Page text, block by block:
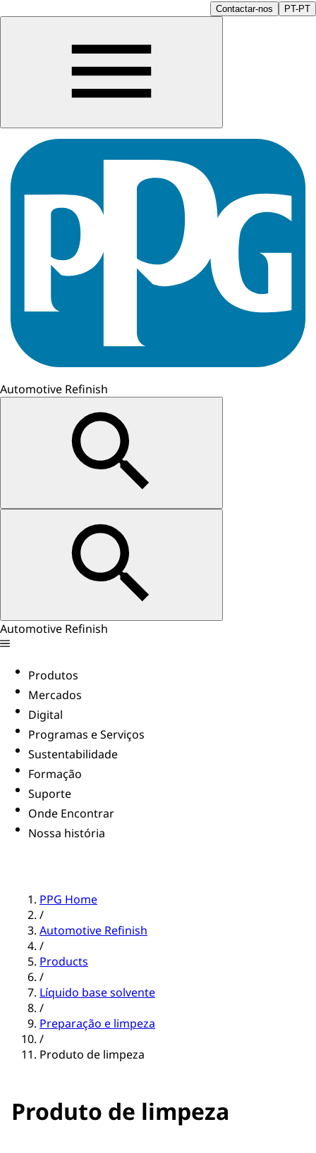
Contactar-nos PT-PT
Automotive Refinish
Automotive Refinish
Produtos
Mercados
Digital
Programas e Serviços
Sustentabilidade
Formação
Suporte
Onde Encontrar
Nossa história
PPG Home
/
Automotive Refinish
/
Products
/
Líquido base solvente
/
Preparação e limpeza
/
Produto de limpeza
Produto de limpeza